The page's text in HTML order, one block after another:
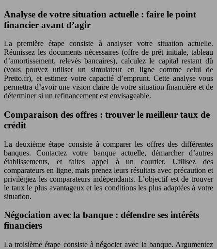
Analyse de votre situation actuelle : faire le point
financier avant d’agir
La première étape consiste à analyser votre situation actuelle.
Réunissez les documents nécessaires (offre de prêt initiale, tableau
d’amortissement, relevés bancaires), calculez le capital restant dû
(vous pouvez utiliser un simulateur en ligne comme celui de
Pretto.fr), et estimez votre capacité d’emprunt. Cette analyse vous
permettra d’avoir une vision claire de votre situation financière et de
déterminer si un refinancement est envisageable.
Comparaison des offres : trouver le meilleur taux de
crédit
La deuxième étape consiste à comparer les offres des différentes
banques. Contactez votre banque actuelle, démarcher d’autres
établissements, et faites appel à un courtier. Utilisez des
comparateurs en ligne, mais prenez leurs résultats avec précaution et
privilégiez les comparateurs indépendants. L’objectif est de trouver
le taux le plus avantageux et les conditions les plus adaptées à votre
situation.
Négociation avec la banque : défendre ses intérêts
financiers
La troisième étape consiste à négocier avec la banque. Argumentez